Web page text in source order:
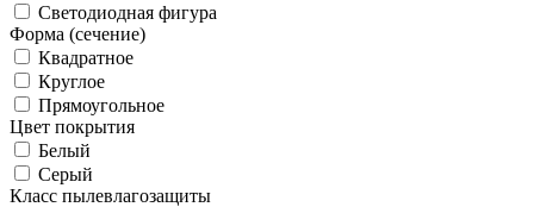
Светодиодная фигура
Форма (сечение)
Квадратное
Круглое
Прямоугольное
Цвет покрытия
Белый
Серый
Класс пылевлагозащиты